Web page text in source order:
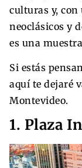
culturas y, con
neoclásicos y
es una
Si estás
aquí te dejaré
Montevideo.
1. Plaza